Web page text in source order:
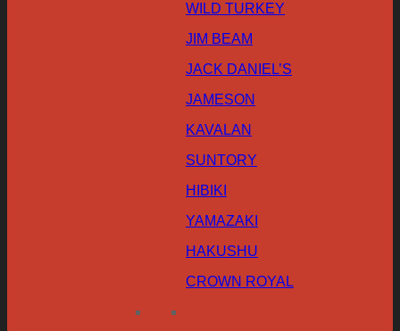
WILD TURKEY
JIM BEAM
JACK DANIEL’S
JAMESON
KAVALAN
SUNTORY
HIBIKI
YAMAZAKI
HAKUSHU
CROWN ROYAL